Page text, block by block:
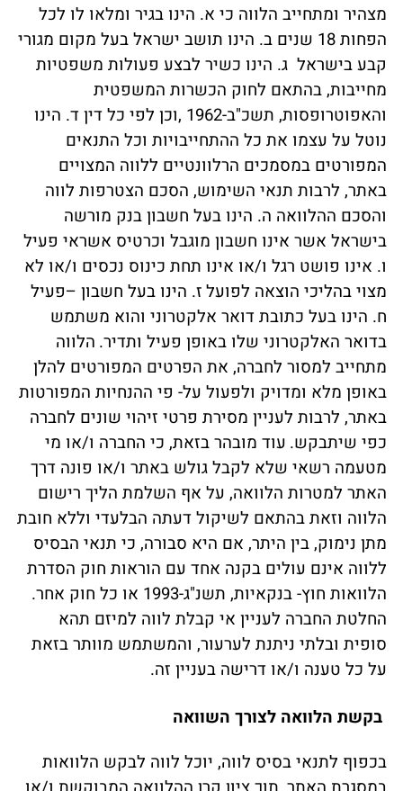
מצהיר ומתחייב הלווה כי א. הינו בגיר ומלאו לו לכל
הפחות 18 שנים ב. הינו תושב ישראל בעל מקום מגורי
קבע בישראל ג. הינו כשיר לבצע פעולות משפטיות
מחייבות, בהתאם לחוק הכשרות המשפטית
והאפוטרופסות, תשכ"ב-1962 ,וכן לפי כל דין ד. הינו
נוטל על עצמו את כל ההתחייבויות וכל התנאים
המפורטים במסמכים הרלוונטיים ללווה המצויים
באתר, לרבות תנאי השימוש, הסכם הצטרפות לווה
והסכם ההלוואה ה. הינו בעל חשבון בנק מורשה
בישראל אשר אינו חשבון מוגבל וכרטיס אשראי פעיל
ו. אינו פושט רגל ו/או אינו תחת כינוס נכסים ו/או לא
מצוי בהליכי הוצאה לפועלז. הינו בעל חשבון –פעיל
ח. הינו בעל כתובת דואר אלקטרוני והוא משתמש
בדואר האלקטרוני שלו באופן פעיל ותדיר. הלווה
מתחייב למסור לחברה, את הפרטים המפורטים להלן
באופן מלא ומדויק ולפעול על- פי ההנחיות המפורטות
באתר, לרבות לעניין מסירת פרטי זיהוי שונים לחברה
כפי שיתבקש. עוד מובהר בזאת, כי החברה ו/או מי
מטעמה רשאי שלא לקבל גולש באתר ו/או פונה דרך
האתר למטרות הלוואה, על אף השלמת הליך רישום
הלווה וזאת בהתאם לשיקול דעתה הבלעדי וללא חובת
מתן נימוק, בין היתר, אם היא סבורה, כי תנאי הבסיס
ללווה אינם עולים בקנה אחד עם הוראות חוק הסדרת
הלוואות חוץ- בנקאיות, תשנ"ג-1993 או כל חוק אחר.
החלטת החברה לעניין אי קבלת לווה למיזם תהא
סופית ובלתי ניתנת לערעור, והמשתמש מוותר בזאת
על כל טענה ו/או דרישה בעניין זה.
בקשת הלוואה לצורך השוואה
בכפוף לתנאי בסיס לווה, יוכל לווה לבקש הלוואות